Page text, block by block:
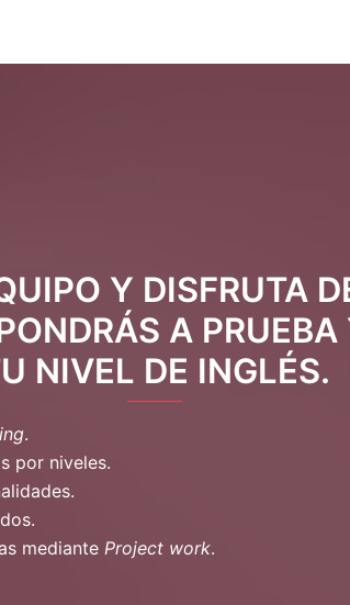
Y DISFRUTA
A
NIVEL DE INGLÉS.
.
por niveles.
mediante Project work.